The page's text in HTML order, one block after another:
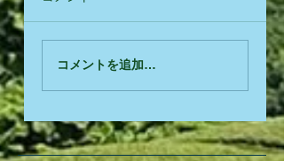
コメントを追加…